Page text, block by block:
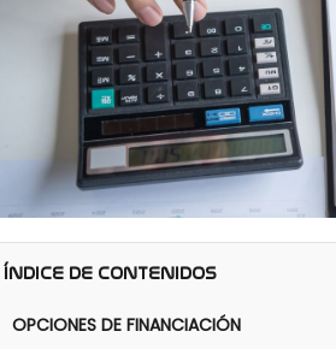
ÍNDICE DE CONTENIDOS
OPCIONES DE FINANCIACIÓN